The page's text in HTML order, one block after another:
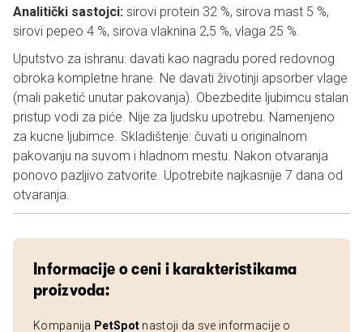
Analitički sastojci: sirovi protein 32 %, sirova mast 5 %,
sirovi pepeo 4 %, sirova vlaknina 2,5 %, vlaga 25 %.
Uputstvo za ishranu: davati kao nagradu pored redovnog
obroka kompletne hrane. Ne davati životinji apsorber vlage
(mali paketić unutar pakovanja). Obezbedite ljubimcu stalan
pristup vodi za piće. Nije za ljudsku upotrebu. Namenjeno
za kucne ljubimce. Skladištenje: čuvati u originalnom
pakovanju na suvom i hladnom mestu. Nakon otvaranja
ponovo pazljivo zatvorite. Upotrebite najkasnije 7 dana od
otvaranja.
Informacije o ceni i karakteristikama
proizvoda:
Kompanija PetSpot nastoji da sve informacije o